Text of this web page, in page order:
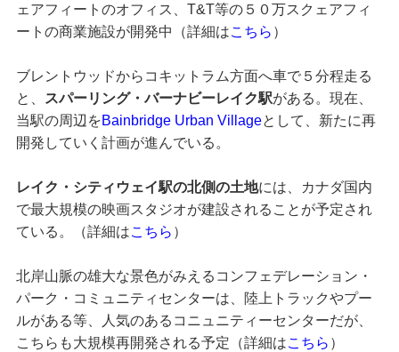
ェアフィートのオフィス、T&T等の５０万スクェアフィ
ートの商業施設が開発中（詳細はこちら ）
ブレントウッドからコキットラム方面へ車で５分程走る
と、
スパーリング・バーナビーレイク駅がある。現在、
当駅の周辺をBainbridge Urban Villageとして、新たに再
開発していく計画が進んでいる。
レイク・シティウェイ駅の北側の土地には、カナダ国内
で最大規模の映画スタジオが建設されることが予定され
ている。（詳細はこちら ）
北岸山脈の雄大な景色がみえるコンフェデレーション・
パーク・コミュニティセンターは、陸上トラックやプー
ルがある等、人気のあるコニュニティーセンターだが、
こちらも大規模再開発される予定（詳細はこちら ）